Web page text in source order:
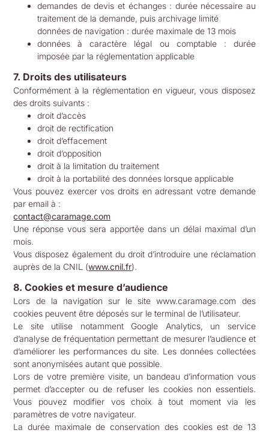
demandes de devis et échanges : durée nécessaire au
traitement de la demande, puis archivage limité
données de navigation : durée maximale de 13 mois
données à caractère légal ou comptable : durée
imposée par la réglementation applicable
7. Droits des utilisateurs
Conformément à la réglementation en vigueur, vous disposez
des droits suivants :
droit d’accès
droit de rectification
droit d’effacement
droit d’opposition
droit à la limitation du traitement
droit à la portabilité des données lorsque applicable
Vous pouvez exercer vos droits en adressant votre demande
par email à :
contact@caramage.com
Une réponse vous sera apportée dans un délai maximal d’un
mois.
Vous disposez également du droit d’introduire une réclamation
auprès de la CNIL (www.cnil.fr).
8. Cookies et mesure d’audience
Lors de la navigation sur le site www.caramage.com des
cookies peuvent être déposés sur le terminal de l’utilisateur.
Le site utilise notamment Google Analytics, un service
d’analyse de fréquentation permettant de mesurer l’audience et
d’améliorer les performances du site. Les données collectées
sont anonymisées autant que possible.
Lors de votre première visite, un bandeau d’information vous
permet d’accepter ou de refuser les cookies non essentiels.
Vous pouvez modifier vos choix à tout moment via les
paramètres de votre navigateur.
La durée maximale de conservation des cookies est de 13